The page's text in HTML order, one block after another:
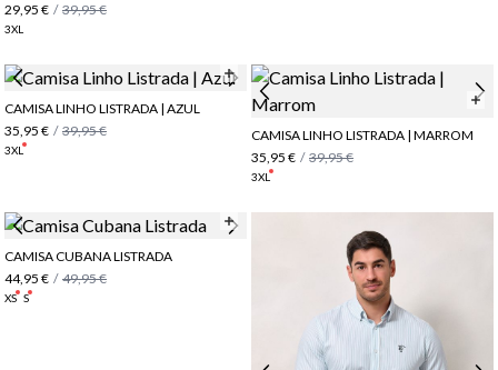
29,95 € / 39,95 €
3XL
CAMISA LINHO LISTRADA | AZUL
35,95 € / 39,95 €
3XL
CAMISA LINHO LISTRADA | MARROM
35,95 € / 39,95 €
3XL
CAMISA CUBANA LISTRADA
44,95 € / 49,95 €
XS S